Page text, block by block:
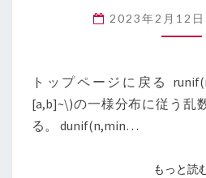
2023年2月12日
トップページに戻る
[a,b]~\)の一様分布に従う乱
る。 dunif(n,min…
もっと読